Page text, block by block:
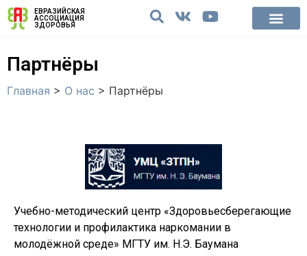
ЕВРАЗИЙСКАЯ
АССОЦИАЦИЯ
ЗДОРОВЬЯ
Партнёры
Главная > О нас > Партнёры
Учебно-методический центр «Здоровьесберегающие
технологии и профилактика наркомании в
молодёжной среде» МГТУ им. Н.Э. Баумана